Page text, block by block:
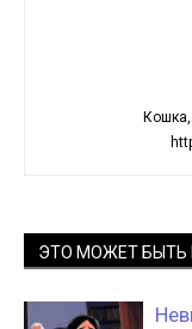
ЭТО МОЖЕТ БЫТЬ